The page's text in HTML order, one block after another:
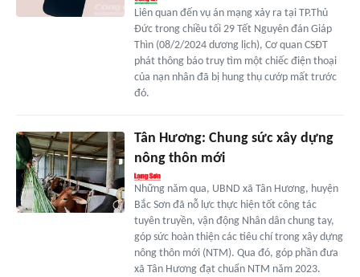
Liên quan đến vụ án mạng xảy ra tại TP.Thủ
Đức trong chiều tối 29 Tết Nguyên đán Giáp
Thìn (08/2/2024 dương lịch), Cơ quan CSĐT
phát thông báo truy tìm một chiếc điện thoại
của nạn nhân đã bị hung thụ cướp mất trước
đó.
Tân Hương: Chung sức xây dựng
nông thôn mới
Những năm qua, UBND xã Tân Hương, huyện
Bắc Sơn đã nỗ lực thực hiện tốt công tác
tuyên truyền, vận động Nhân dân chung tay,
góp sức hoàn thiện các tiêu chí trong xây dựng
nông thôn mới (NTM). Qua đó, góp phần đưa
xã Tân Hương đạt chuẩn NTM năm 2023.